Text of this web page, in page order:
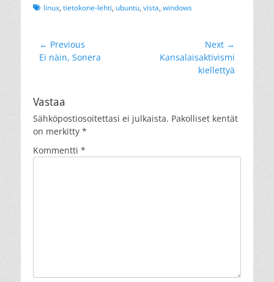
Tagslinux, tietokone-lehti, ubuntu, vista, windows
Artikkelien
selaus
← Previous
Previous
Ei näin, Sonera
Next →
Kansalaisaktivismi
kiellettyä
Vastaa
Sähköpostiosoitettasi ei julkaista. Pakolliset kentät
on merkitty *
Kommentti *